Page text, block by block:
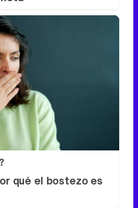
qué el bostezo es